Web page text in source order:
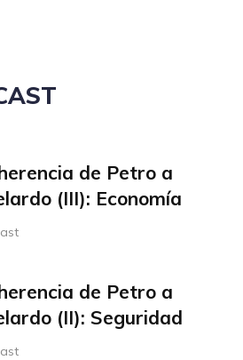
de Petro a
(III): Economía
de Petro a
(II): Seguridad